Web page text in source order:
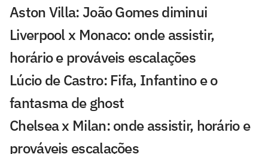
Aston Villa: João Gomes diminui
Liverpool x Monaco: onde assistir,
horário e prováveis escalações
Lúcio de Castro: Fifa, Infantino e o
fantasma de ghost
Chelsea x Milan: onde assistir, horário e
prováveis escalações